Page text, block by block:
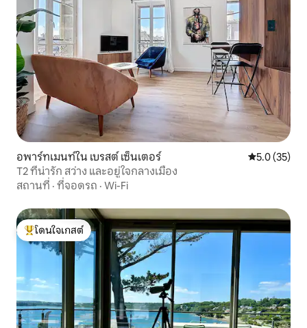
อพาร์ทเมนท์ใน เบรสต์ เซ็นเตอร์ คะแนนเฉลี่ย
5.0 (35)
T2 ที่น่ารัก สว่าง และอยู่ใจกลางเมือง
สถานที่ · ที่จอดรถ · Wi-Fi
โดนใจเกสต์ที่สุด
โดนใจเกสต์